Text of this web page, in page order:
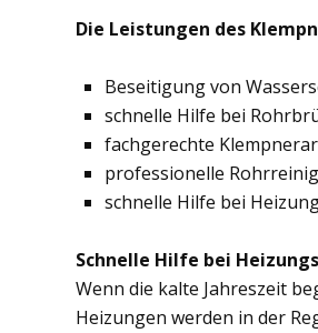
Die Leistungen des
Beseitigung von
schnelle Hilfe bei
fachgerechte
professionelle
schnelle Hilfe bei
Schnelle Hilfe bei
Wenn die kalte Jahreszeit
Heizungen werden in der